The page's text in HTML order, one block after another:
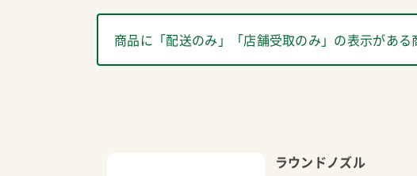
商品に「配送のみ」「店舗受取のみ」の表示があ
ラウンドノズル